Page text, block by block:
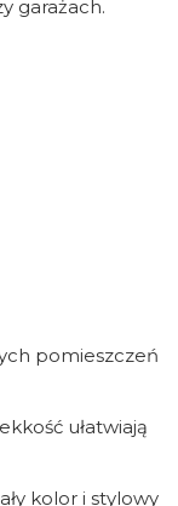
garażach.
pomieszczeń
ułatwiają
kolor i stylowy